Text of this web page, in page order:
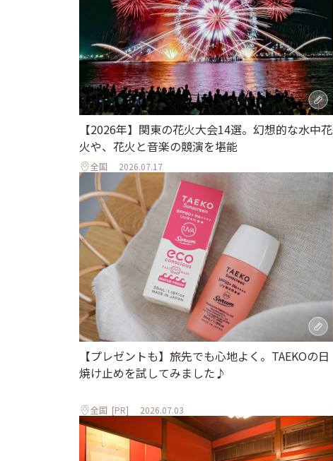
【2026年】関東の花火大会14選。幻想的な水中花
火や、花火と音楽の競演を堪能
全国 2026.07.17
【プレゼントも】旅先でも心地よく。TAEKOの日
焼け止めを試してみました♪
全国 [PR] 2026.07.03